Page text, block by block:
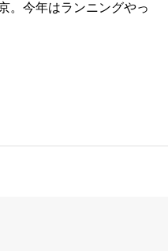
。今年はランニングやっ